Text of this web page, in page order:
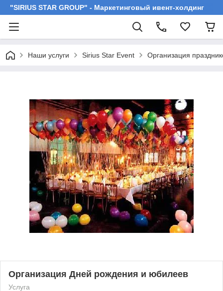
"SIRIUS STAR GROUP" - Маркетинговый ивент-холдинг
Наши услуги Sirius Star Event Организация
Организация Дней рождения и юбилеев
Услуга